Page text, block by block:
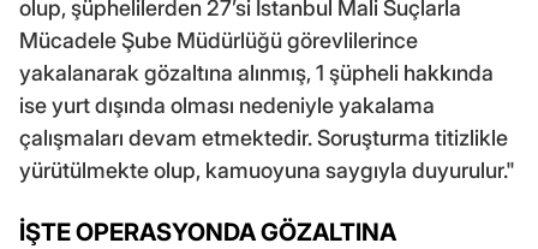
olup, şüphelilerden 27’si İstanbul Mali Suçlarla
Mücadele Şube Müdürlüğü görevlilerince
yakalanarak gözaltına alınmış, 1 şüpheli hakkında
ise yurt dışında olması nedeniyle yakalama
çalışmaları devam etmektedir. Soruşturma titizlikle
yürütülmekte olup, kamuoyuna saygıyla duyurulur."
İŞTE OPERASYONDA GÖZALTINA